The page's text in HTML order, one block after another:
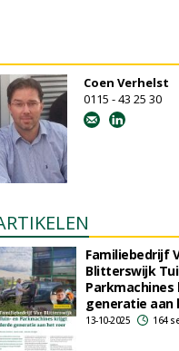
Coen Verhelst
0115 - 43 25 30
Familiebedrijf
Blitterswijk
generatie aan
13-10-2025 164